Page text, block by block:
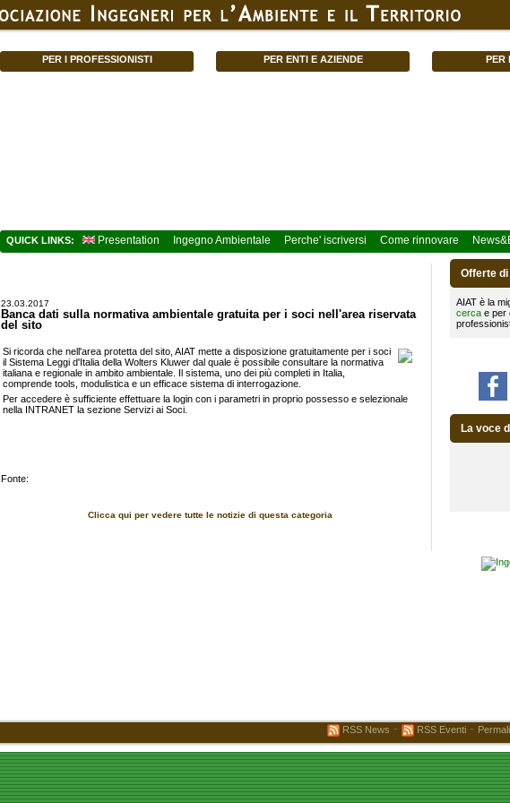
PER I PROFESSIONISTI PER ENTI E AZIENDE PER
QUICK LINKS: Presentation Ingegno Ambientale Perche' iscriversi Come rinnovare
23.03.2017
Banca dati sulla normativa ambientale gratuita per i soci nell'area riservata
del sito
Si ricorda che nell'area protetta del sito, AIAT mette a disposizione gratuitamente per i soci
il Sistema Leggi d'Italia della Wolters Kluwer dal quale è possibile consultare la normativa
italiana e regionale in ambito ambientale. Il sistema, uno dei più completi in Italia,
comprende tools, modulistica e un efficace sistema di interrogazione.
Per accedere è sufficiente effettuare la login con i parametri in proprio possesso e selezionale
nella INTRANET la sezione Servizi ai Soci.
Fonte:
Clicca qui per vedere tutte le notizie di questa categoria
Offerte
AIAT è la
cerca e per
La voce
RSS News - RSS Eventi -